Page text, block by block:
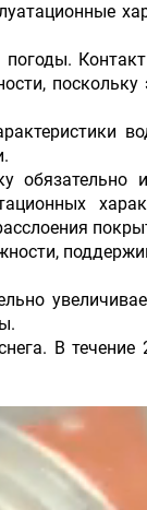
погоды.
поскольку
обязательно
В течение